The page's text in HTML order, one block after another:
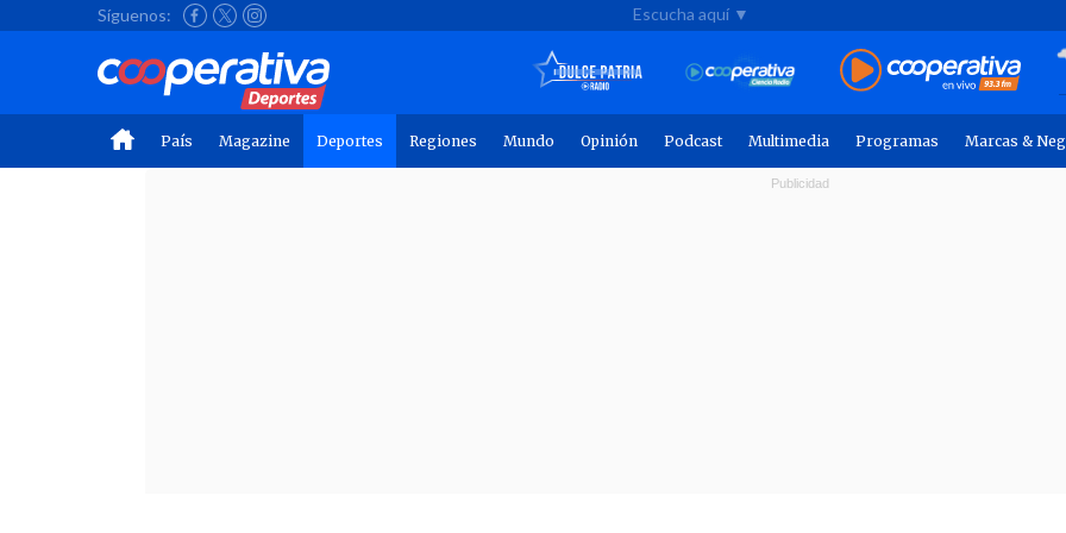
Síguenos: Escucha aquí ▼
País Magazine Deportes Regiones Mundo Opinión Podcast Multimedia Programas Marcas &